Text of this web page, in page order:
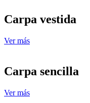
Carpa vestida
Ver más
Carpa sencilla
Ver más